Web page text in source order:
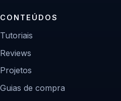
CONTEÚDOS
Tutoriais
Reviews
Projetos
Guias de compra